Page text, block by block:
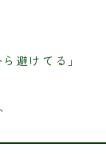
避けてる」